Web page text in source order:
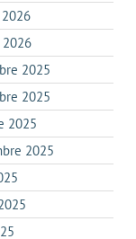
2025
2025
2025
2025